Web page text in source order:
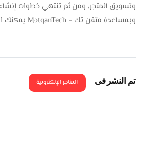
وتسويق المتجر، ومن ثم تنتهي خطوات إنشاء
وبمساعدة متقن تك – MotqanTech يمكنك الانطلاق الآن.
تم النشر فى المتاجر الإلكترونية